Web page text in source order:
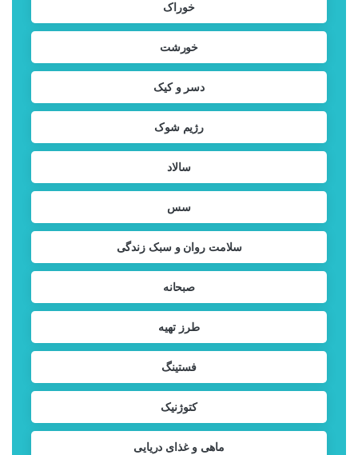
خوراک
خورشت
دسر و کیک
رژیم شوک
سالاد
سس
سلامت روان و سبک زندگی
صبحانه
طرز تهیه
فستینگ
کتوژنیک
ماهی و غذای دریایی